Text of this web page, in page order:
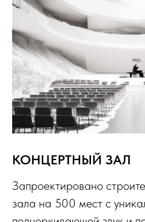
КОНЦЕРТНЫЙ ЗАЛ
Запроектировано
зала на 500 мест с